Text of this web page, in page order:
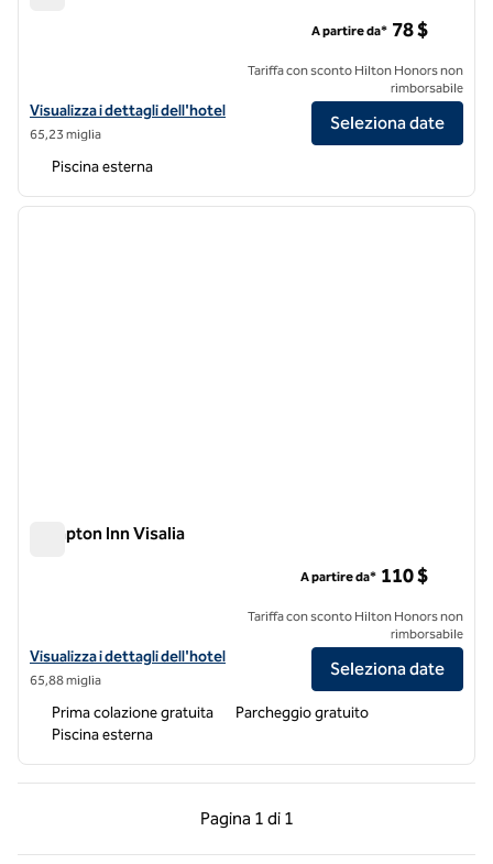
Visualizza i dettagli dell'hotel Hilton Garden Inn Visalia
Visualizza i dettagli dell'hotel
65,23 miglia
A partire da* 78 $
Tariffa con sconto Hilton Honors non
rimborsabile
Seleziona date
Piscina esterna
1 di 12
Hampton Inn Visalia
Visualizza i dettagli dell'hotel Hampton Inn Visalia
Visualizza i dettagli dell'hotel
65,88 miglia
A partire da* 110 $
Tariffa con sconto Hilton Honors non
rimborsabile
Seleziona date
Prima colazione gratuita
Parcheggio gratuito
Piscina esterna
Pagina 1 di 1
Pagina precedente, 1 di 1
Pagina 1 di 1